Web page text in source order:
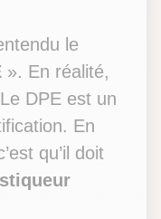
le
». En réalité,
DPE est un
En
qu’il doit